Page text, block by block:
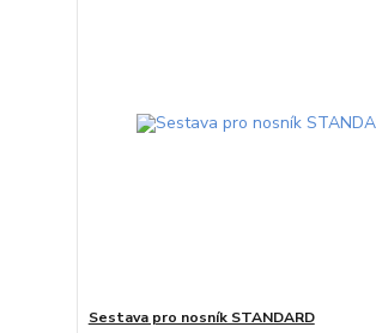
Sestava pro nosník STANDARD